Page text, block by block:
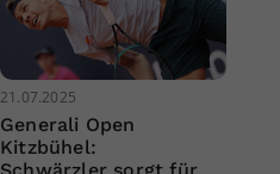
21.07.2025
Generali Open
Kitzbühel:
Schwärzler sorgt für